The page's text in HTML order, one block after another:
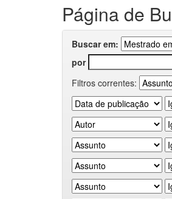
Página de
Buscar em:
por
Filtros correntes: